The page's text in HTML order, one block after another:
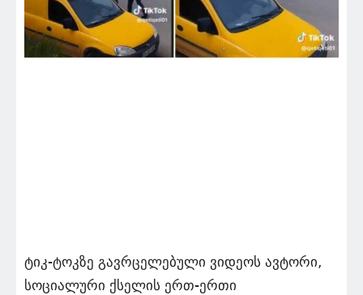
ტიკ-ტოკზე გავრცელებული ვიდეოს ავტორი,
სოციალური ქსელის ერთ-ერთი